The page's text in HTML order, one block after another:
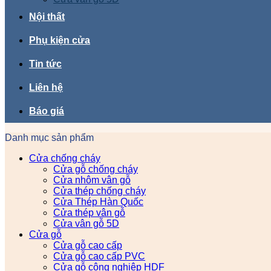
Nội thất
Phụ kiện cửa
Tin tức
Liên hệ
Báo giá
Danh mục sản phẩm
Cửa chống cháy
Cửa gỗ chống cháy
Cửa nhôm vân gỗ
Cửa thép chống cháy
Cửa Thép Hàn Quốc
Cửa thép vân gỗ
Cửa vân gỗ 5D
Cửa gỗ
Cửa gỗ cao cấp
Cửa gỗ cao cấp PVC
Cửa gỗ công nghiệp HDF